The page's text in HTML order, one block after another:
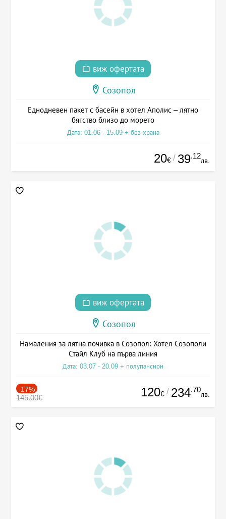
виж офертата
Созопол
Еднодневен пакет с басейн в хотел Аполис – лятно
бягство близо до морето
Дата: 01.06 - 15.09 + без храна
20€ / 39.12
лв.
виж офертата
Созопол
Намаления за лятна почивка в Созопол: Хотел Созополи
Стайл Клуб на първа линия
Дата: 03.07 - 20.09 + полупансион
-17%
145.00€ 120€ / 234.70
лв.